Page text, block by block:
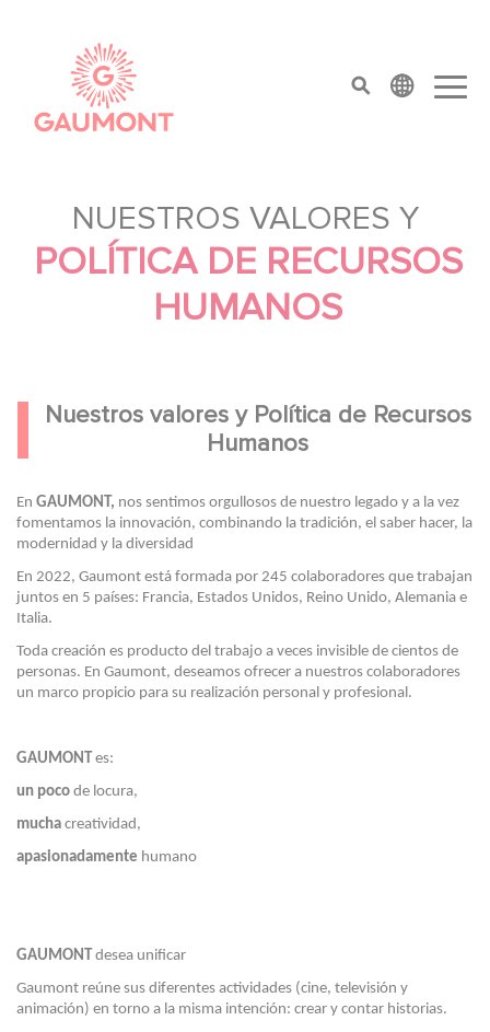
top menu
NUESTROS VALORES Y
POLÍTICA DE RECURSOS
HUMANOS
Nuestros valores y Política de Recursos
Humanos
En GAUMONT, nos sentimos orgullosos de nuestro legado y a la vez
fomentamos la innovación, combinando la tradición, el saber hacer, la
modernidad y la diversidad
En 2022, Gaumont está formada por 245 colaboradores que trabajan
juntos en 5 países: Francia, Estados Unidos, Reino Unido, Alemania e
Italia.
Toda creación es producto del trabajo a veces invisible de cientos de
personas. En Gaumont, deseamos ofrecer a nuestros colaboradores
un marco propicio para su realización personal y profesional.
GAUMONT
es:
un poco de locura,
mucha creatividad,
apasionadamente humano
GAUMONT
desea unificar
Gaumont reúne sus diferentes actividades (cine, televisión y
animación) en torno a la misma intención: crear y contar historias.